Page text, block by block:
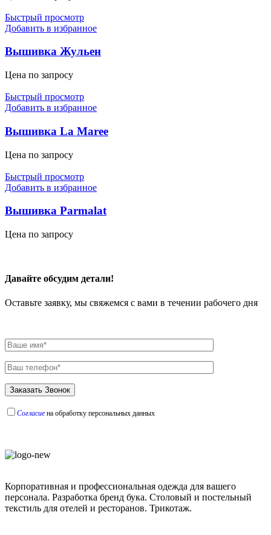
Быстрый просмотр
Добавить в избранное
Вышивка Жульен
Цена по запросу
Быстрый просмотр
Добавить в избранное
Вышивка La Maree
Цена по запросу
Быстрый просмотр
Добавить в избранное
Вышивка Parmalat
Цена по запросу
Давайте обсудим детали!
Оставьте заявку, мы свяжемся с вами в течении рабочего дня
Согласие на обработку персональных данных
Корпоративная и профессиональная одежда для вашего
персонала. Разработка бренд бука. Столовый и постельный
текстиль для отелей и ресторанов. Трикотаж.